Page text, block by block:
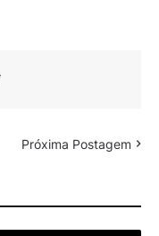
Próxima Postagem